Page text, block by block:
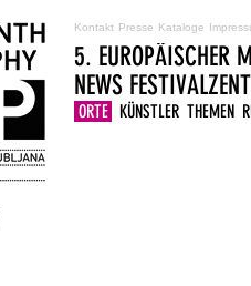
Kontakt Presse Kataloge
5. EUROPÄISCHER
NEWS
ORTE KÜNSTLER THEMEN